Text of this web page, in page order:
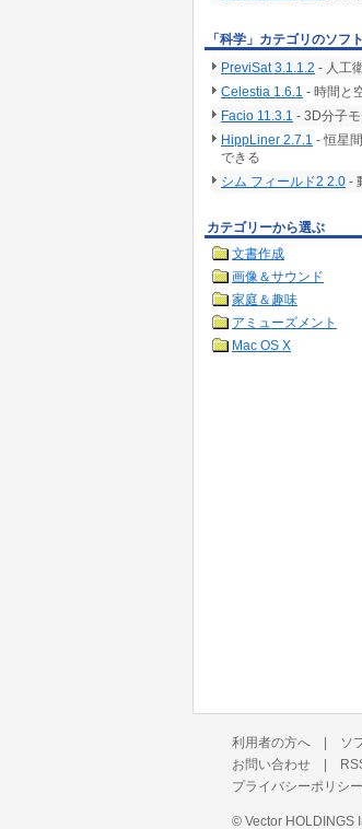
「科学」カテゴリのソフ
PreviSat 3.1.1.2 - 人工
Celestia 1.6.1 - 時間と
Facio 11.3.1 - 3D分子
HippLiner 2.7.1 - 恒星
できる
シム フィールド2 2.0 -
カテゴリーから選ぶ
文書作成
画像＆サウンド
家庭＆趣味
アミューズメント
Mac OS X
利用者の方へ | ソ
お問い合わせ |
プライバシーポリシー
© Vector HOLDINGS